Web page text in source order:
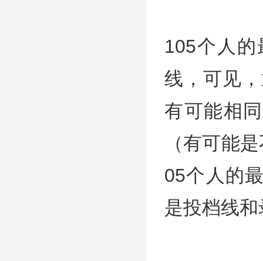
105个人
线，可见
有可能相
（有可能
05个人的
是投档线